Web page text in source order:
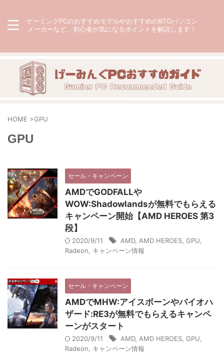
ゲーミングPCのおすすめモデルやおすすめのBTOパソコン
メーカーなど、初心者が気になるポイントを解説します！
HOME >GPU
GPU
セール・キャンペーン
AMDでGODFALLや
WOW:Shadowlandsが無料でもらえる
キャンペーン開始【AMD HEROES 第3
段】
2020/9/11 AMD, AMD HEROES GPU
Radeon
キャンペーン情報
セール・キャンペーン
AMDでMHW:アイスボーンやバイオハ
ザード:RE3が無料でもらえるキャンペ
ーンがスタート
2020/9/11 AMD, AMD HEROES GPU
Radeon
キャンペーン情報